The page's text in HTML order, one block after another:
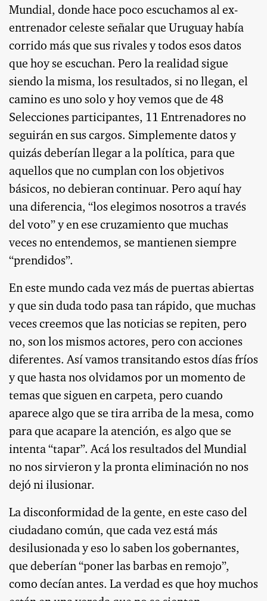
Mundial, donde hace poco escuchamos al ex-
entrenador celeste señalar que Uruguay había
corrido más que sus rivales y todos esos datos
que hoy se escuchan. Pero la realidad sigue
siendo la misma, los resultados, si no llegan, el
camino es uno solo y hoy vemos que de 48
Selecciones participantes, 11 Entrenadores no
seguirán en sus cargos. Simplemente datos y
quizás deberían llegar a la política, para que
aquellos que no cumplan con los objetivos
básicos, no debieran continuar. Pero aquí hay
una diferencia, “los elegimos nosotros a través
del voto” y en ese cruzamiento que muchas
veces no entendemos, se mantienen siempre
“prendidos”.
En este mundo cada vez más de puertas abiertas
y que sin duda todo pasa tan rápido, que muchas
veces creemos que las noticias se repiten, pero
no, son los mismos actores, pero con acciones
diferentes. Así vamos transitando estos días fríos
y que hasta nos olvidamos por un momento de
temas que siguen en carpeta, pero cuando
aparece algo que se tira arriba de la mesa, como
para que acapare la atención, es algo que se
intenta “tapar”. Acá los resultados del Mundial
no nos sirvieron y la pronta eliminación no nos
dejó ni ilusionar.
La disconformidad de la gente, en este caso del
ciudadano común, que cada vez está más
desilusionada y eso lo saben los gobernantes,
que deberían “poner las barbas en remojo”,
como decían antes. La verdad es que hoy muchos